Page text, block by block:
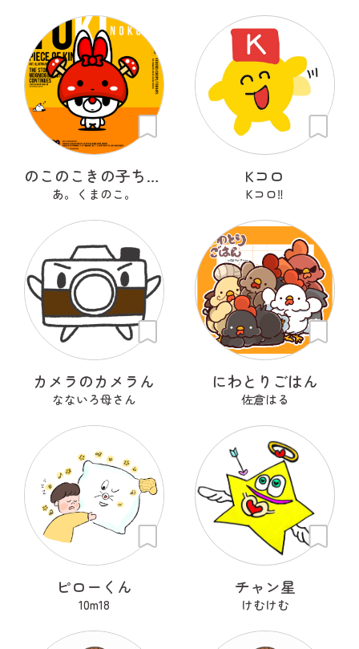
のこのこきの子ちゃん
あ。くまのこ。
Kコロ
Kコロ‼︎
カメラのカメラん
なないろ母さん
にわとりごはん
佐倉はる
ピローくん
10m18
チャン星
けむけむ